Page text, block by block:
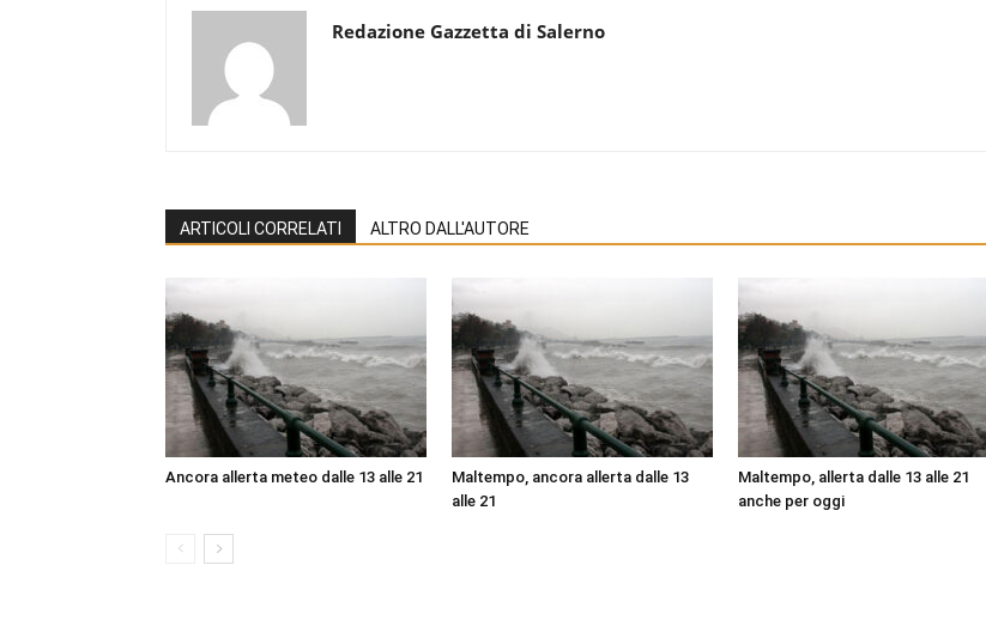
Redazione Gazzetta di Salerno
ARTICOLI CORRELATI ALTRO DALL'AUTORE
Ancora allerta meteo dalle 13 alle 21
Maltempo, ancora allerta dalle 13
alle 21
Maltempo, allerta dalle 13 alle 21
anche per oggi